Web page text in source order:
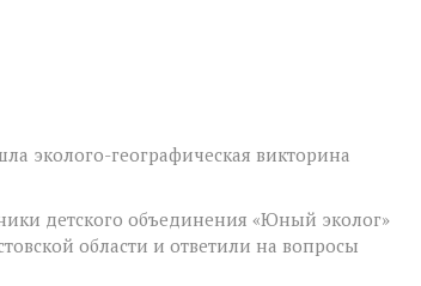
эколого-географическая викторина
детского объединения «Юный эколог»
области и ответили на вопросы